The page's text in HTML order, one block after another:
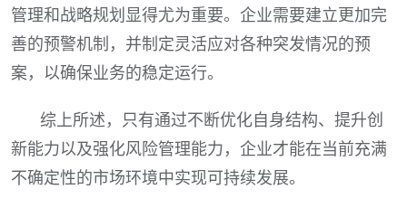
管理和战略规划显得尤为重要。企业需要建立更加完
善的预警机制，并制定灵活应对各种突发情况的预
案，以确保业务的稳定运行。
综上所述，只有通过不断优化自身结构、提升创
新能力以及强化风险管理能力，企业才能在当前充满
不确定性的市场环境中实现可持续发展。